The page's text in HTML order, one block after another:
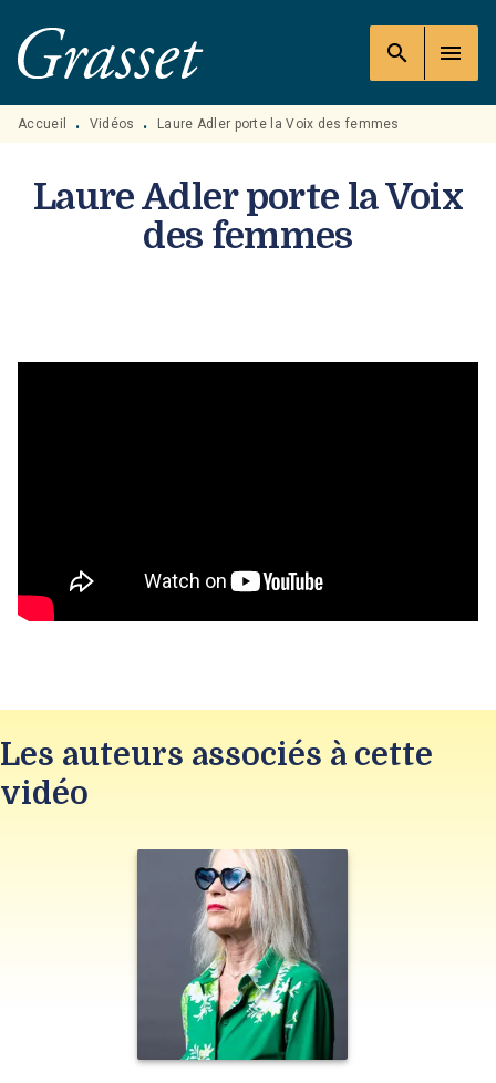
MENU RECHERCHE
PIED DE PAGE
search menu
Accueil • Vidéos • Laure Adler porte la Voix des femmes
Laure Adler porte la Voix
des femmes
Les auteurs associés à cette
vidéo